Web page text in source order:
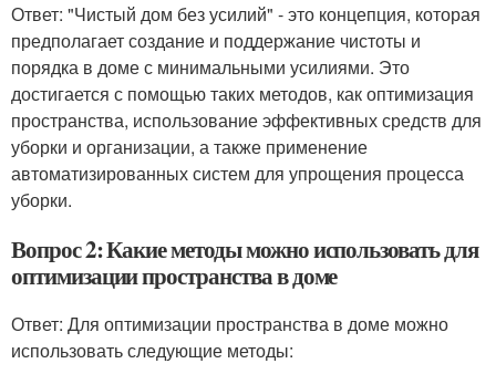
Ответ: "Чистый дом без усилий" - это концепция, которая
предполагает создание и поддержание чистоты и
порядка в доме с минимальными усилиями. Это
достигается с помощью таких методов, как оптимизация
пространства, использование эффективных средств для
уборки и организации, а также применение
автоматизированных систем для упрощения процесса
уборки.
Вопрос 2: Какие методы можно использовать для
оптимизации пространства в доме
Ответ: Для оптимизации пространства в доме можно
использовать следующие методы: